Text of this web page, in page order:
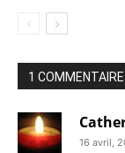
1 COMMENTAIRE
16 avril,